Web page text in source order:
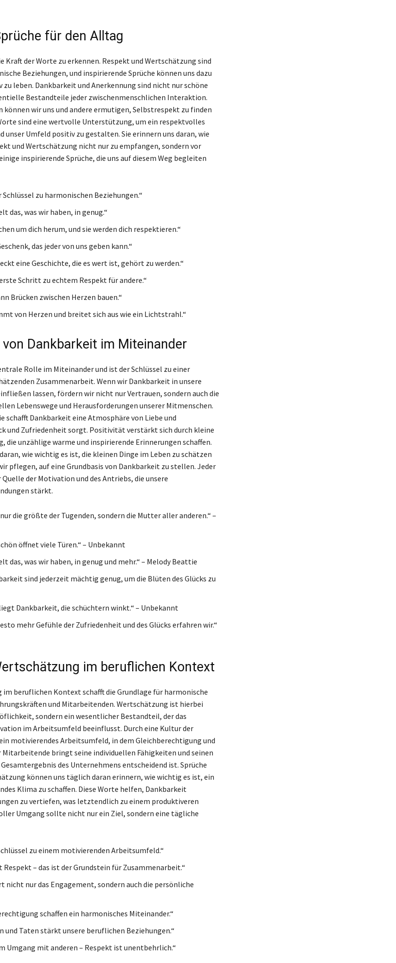
für den Alltag
Kraft der Worte zu erkennen. Respekt und Wertschätzung sind
Beziehungen, und inspirierende Sprüche können uns dazu
zu leben. Dankbarkeit und Anerkennung sind nicht nur schöne
Bestandteile jeder zwischenmenschlichen Interaktion.
wir uns und andere ermutigen, Selbstrespekt zu finden
sind eine wertvolle Unterstützung, um ein respektvolles
unser Umfeld positiv zu gestalten. Sie erinnern uns daran, wie
und Wertschätzung nicht nur zu empfangen, sondern vor
inspirierende Sprüche, die uns auf diesem Weg begleiten
Schlüssel zu harmonischen Beziehungen.“
das, was wir haben, in genug.“
um dich herum, und sie werden dich respektieren.“
das jeder von uns geben kann.“
eine Geschichte, die es wert ist, gehört zu werden.“
Schritt zu echtem Respekt für andere.“
Brücken zwischen Herzen bauen.“
von Herzen und breitet sich aus wie ein Lichtstrahl.“
Dankbarkeit im Miteinander
Rolle im Miteinander und ist der Schlüssel zu einer
Zusammenarbeit. Wenn wir Dankbarkeit in unsere
lassen, fördern wir nicht nur Vertrauen, sondern auch die
Lebenswege und Herausforderungen unserer Mitmenschen.
schafft Dankbarkeit eine Atmosphäre von Liebe und
und Zufriedenheit sorgt. Positivität verstärkt sich durch kleine
die unzählige warme und inspirierende Erinnerungen schaffen.
wie wichtig es ist, die kleinen Dinge im Leben zu schätzen
pflegen, auf eine Grundbasis von Dankbarkeit zu stellen. Jeder
Quelle der Motivation und des Antriebs, die unsere
stärkt.
die größte der Tugenden, sondern die Mutter aller anderen.“ –
öffnet viele Türen.“ – Unbekannt
das, was wir haben, in genug und mehr.“ – Melody Beattie
sind jederzeit mächtig genug, um die Blüten des Glücks zu
liegt Dankbarkeit, die schüchtern winkt.“ – Unbekannt
mehr Gefühle der Zufriedenheit und des Glücks erfahren wir.“
im beruflichen Kontext
beruflichen Kontext schafft die Grundlage für harmonische
und Mitarbeitenden. Wertschätzung ist hierbei
sondern ein wesentlicher Bestandteil, der das
im Arbeitsumfeld beeinflusst. Durch eine Kultur der
motivierendes Arbeitsumfeld, in dem Gleichberechtigung und
Mitarbeitende bringt seine individuellen Fähigkeiten und seinen
des Unternehmens entscheidend ist. Sprüche
können uns täglich daran erinnern, wie wichtig es ist, ein
Klima zu schaffen. Diese Worte helfen, Dankbarkeit
zu vertiefen, was letztendlich zu einem produktiveren
Umgang sollte nicht nur ein Ziel, sondern eine tägliche
zu einem motivierenden Arbeitsumfeld.“
Respekt – das ist der Grundstein für Zusammenarbeit.“
nicht nur das Engagement, sondern auch die persönliche
schaffen ein harmonisches Miteinander.“
und Taten stärkt unsere beruflichen Beziehungen.“
Umgang mit anderen – Respekt ist unentbehrlich.“